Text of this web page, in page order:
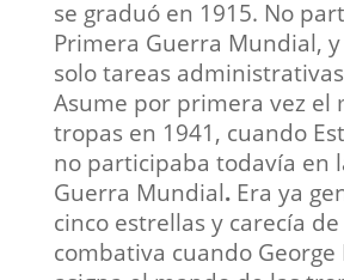
se graduó en 1915. No
Primera Guerra Mundial,
solo tareas
Asume por primera vez el
tropas en 1941, cuando
no participaba todavía en
Guerra Mundial. Era ya
cinco estrellas y carecía
combativa cuando George